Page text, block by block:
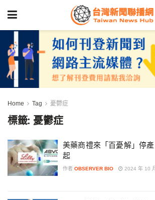
Home Tag 憂鬱症
標籤: 憂鬱症
美藥商禮來「百憂解」停
起
作者 OBSERVER BIO 2024 年 10